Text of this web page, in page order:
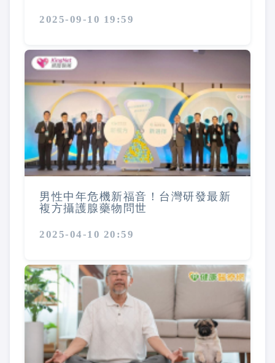
2025-09-10 19:59
男性中年危機新福音！台灣研發最新
複方攝護腺藥物問世
2025-04-10 20:59